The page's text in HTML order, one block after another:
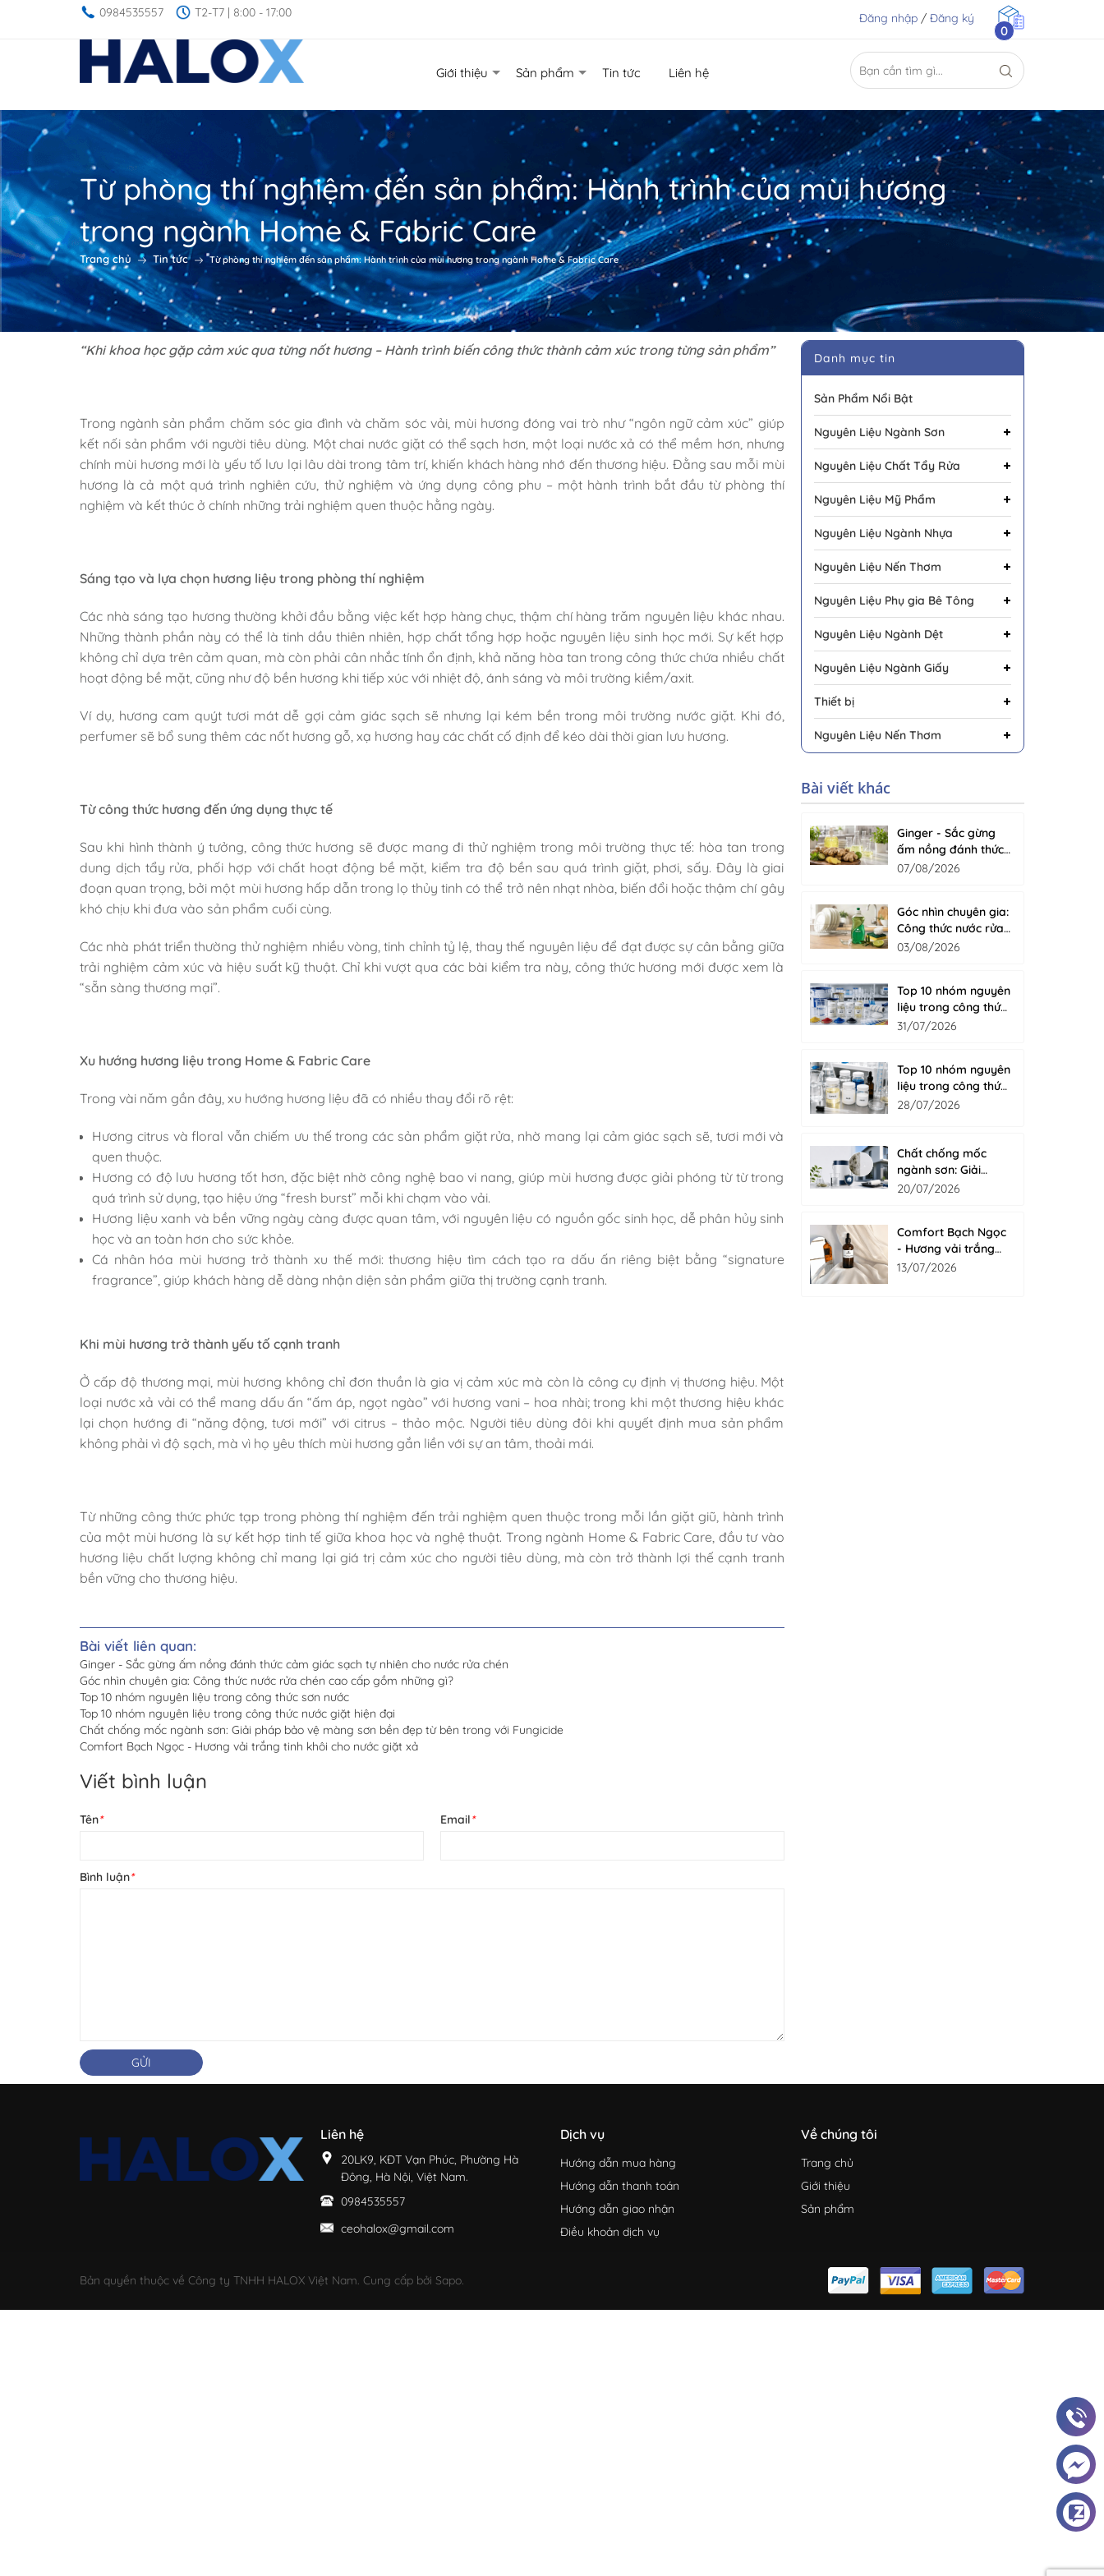
0984535557 T2-T7 | 8:00 - 17:00 Đăng nhập / Đăng ký
0
Giới thiệu Sản phẩm Tin tức Liên hệ
Từ phòng thí nghiệm đến sản phẩm: Hành trình của mùi hương
trong ngành Home & Fabric Care
Trang chủ Tin tức Từ phòng thí nghiệm đến sản phẩm: Hành trình của mùi hương trong ngành Home & Fabric Care
“Khi khoa học gặp cảm xúc qua từng nốt hương – Hành trình biến công thức thành cảm xúc trong từng sản phẩm”
Trong ngành sản phẩm chăm sóc gia đình và chăm sóc vải, mùi hương đóng vai trò như “ngôn ngữ cảm xúc” giúp
kết nối sản phẩm với người tiêu dùng. Một chai nước giặt có thể sạch hơn, một loại nước xả có thể mềm hơn, nhưng
chính mùi hương mới là yếu tố lưu lại lâu dài trong tâm trí, khiến khách hàng nhớ đến thương hiệu. Đằng sau mỗi mùi
hương là cả một quá trình nghiên cứu, thử nghiệm và ứng dụng công phu – một hành trình bắt đầu từ phòng thí
nghiệm và kết thúc ở chính những trải nghiệm quen thuộc hằng ngày.
Sáng tạo và lựa chọn hương liệu trong phòng thí nghiệm
Các nhà sáng tạo hương thường khởi đầu bằng việc kết hợp hàng chục, thậm chí hàng trăm nguyên liệu khác nhau.
Những thành phần này có thể là tinh dầu thiên nhiên, hợp chất tổng hợp hoặc nguyên liệu sinh học mới. Sự kết hợp
không chỉ dựa trên cảm quan, mà còn phải cân nhắc tính ổn định, khả năng hòa tan trong công thức chứa nhiều chất
hoạt động bề mặt, cũng như độ bền hương khi tiếp xúc với nhiệt độ, ánh sáng và môi trường kiềm/axit.
Ví dụ, hương cam quýt tươi mát dễ gợi cảm giác sạch sẽ nhưng lại kém bền trong môi trường nước giặt. Khi đó,
perfumer sẽ bổ sung thêm các nốt hương gỗ, xạ hương hay các chất cố định để kéo dài thời gian lưu hương.
Từ công thức hương đến ứng dụng thực tế
Sau khi hình thành ý tưởng, công thức hương sẽ được mang đi thử nghiệm trong môi trường thực tế: hòa tan trong
dung dịch tẩy rửa, phối hợp với chất hoạt động bề mặt, kiểm tra độ bền sau quá trình giặt, phơi, sấy. Đây là giai
đoạn quan trọng, bởi một mùi hương hấp dẫn trong lọ thủy tinh có thể trở nên nhạt nhòa, biến đổi hoặc thậm chí gây
khó chịu khi đưa vào sản phẩm cuối cùng.
Các nhà phát triển thường thử nghiệm nhiều vòng, tinh chỉnh tỷ lệ, thay thế nguyên liệu để đạt được sự cân bằng giữa
trải nghiệm cảm xúc và hiệu suất kỹ thuật. Chỉ khi vượt qua các bài kiểm tra này, công thức hương mới được xem là
“sẵn sàng thương mại”.
Xu hướng hương liệu trong Home & Fabric Care
Trong vài năm gần đây, xu hướng hương liệu đã có nhiều thay đổi rõ rệt:
Hương citrus và floral vẫn chiếm ưu thế trong các sản phẩm giặt rửa, nhờ mang lại cảm giác sạch sẽ, tươi mới và
quen thuộc.
Hương có độ lưu hương tốt hơn, đặc biệt nhờ công nghệ bao vi nang, giúp mùi hương được giải phóng từ từ trong
quá trình sử dụng, tạo hiệu ứng “fresh burst” mỗi khi chạm vào vải.
Hương liệu xanh và bền vững ngày càng được quan tâm, với nguyên liệu có nguồn gốc sinh học, dễ phân hủy sinh
học và an toàn hơn cho sức khỏe.
Cá nhân hóa mùi hương trở thành xu thế mới: thương hiệu tìm cách tạo ra dấu ấn riêng biệt bằng “signature
fragrance”, giúp khách hàng dễ dàng nhận diện sản phẩm giữa thị trường cạnh tranh.
Khi mùi hương trở thành yếu tố cạnh tranh
Ở cấp độ thương mại, mùi hương không chỉ đơn thuần là gia vị cảm xúc mà còn là công cụ định vị thương hiệu. Một
loại nước xả vải có thể mang dấu ấn “ấm áp, ngọt ngào” với hương vani – hoa nhài; trong khi một thương hiệu khác
lại chọn hướng đi “năng động, tươi mới” với citrus – thảo mộc. Người tiêu dùng đôi khi quyết định mua sản phẩm
không phải vì độ sạch, mà vì họ yêu thích mùi hương gắn liền với sự an tâm, thoải mái.
Từ những công thức phức tạp trong phòng thí nghiệm đến trải nghiệm quen thuộc trong mỗi lần giặt giũ, hành trình
của một mùi hương là sự kết hợp tinh tế giữa khoa học và nghệ thuật. Trong ngành Home & Fabric Care, đầu tư vào
hương liệu chất lượng không chỉ mang lại giá trị cảm xúc cho người tiêu dùng, mà còn trở thành lợi thế cạnh tranh
bền vững cho thương hiệu.
Bài viết liên quan:
Ginger - Sắc gừng ấm nồng đánh thức cảm giác sạch tự nhiên cho nước rửa chén
Góc nhìn chuyên gia: Công thức nước rửa chén cao cấp gồm những gì?
Top 10 nhóm nguyên liệu trong công thức sơn nước
Top 10 nhóm nguyên liệu trong công thức nước giặt hiện đại
Chất chống mốc ngành sơn: Giải pháp bảo vệ màng sơn bền đẹp từ bên trong với Fungicide
Comfort Bạch Ngọc - Hương vải trắng tinh khôi cho nước giặt xả
Viết bình luận
Tên* Email*
Bình luận*
GỬI
Danh mục tin
Sản Phẩm Nổi Bật
Nguyên Liệu Ngành Sơn
Nguyên Liệu Chất Tẩy Rửa
Nguyên Liệu Mỹ Phẩm
Nguyên Liệu Ngành Nhựa
Nguyên Liệu Nến Thơm
Nguyên Liệu Phụ gia Bê Tông
Nguyên Liệu Ngành Dệt
Nguyên Liệu Ngành Giấy
Thiết bị
Nguyên Liệu Nến Thơm
Bài viết khác
Ginger - Sắc gừng
ấm nồng đánh thức
cảm giác sạch tự
07/08/2026
Góc nhìn chuyên gia:
Công thức nước rửa
chén cao cấp gồm
03/08/2026
Top 10 nhóm nguyên
liệu trong công thức
sơn nước
31/07/2026
Top 10 nhóm nguyên
liệu trong công thức
nước giặt hiện đại
28/07/2026
Chất chống mốc
ngành sơn: Giải
pháp bảo vệ màng
20/07/2026
Comfort Bạch Ngọc
- Hương vải trắng
tinh khôi cho nước
13/07/2026
Liên hệ
20LK9, KĐT Vạn Phúc, Phường Hà
Đông, Hà Nội, Việt Nam.
0984535557
ceohalox@gmail.com
Dịch vụ
Hướng dẫn mua hàng
Hướng dẫn thanh toán
Hướng dẫn giao nhận
Điều khoản dịch vụ
Về chúng tôi
Trang chủ
Giới thiệu
Sản phẩm
Bản quyền thuộc về Công ty TNHH HALOX Việt Nam. Cung cấp bởi Sapo.